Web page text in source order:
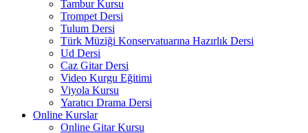
Tambur Kursu
Trompet Dersi
Tulum Dersi
Türk Müziği Konservatuarına Hazırlık Dersi
Ud Dersi
Caz Gitar Dersi
Video Kurgu Eğitimi
Viyola Kursu
Yaratıcı Drama Dersi
Online Kurslar
Online Gitar Kursu